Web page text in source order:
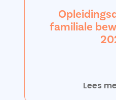
familiale
Lees